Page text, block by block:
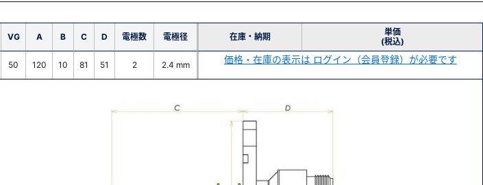
VG A B C D 電極数 電極径 在庫・納期
単価
(税込)
50 120 10 81 51 2 2.4 mm 価格・在庫の表示は ログイン（会員登録）が必要です